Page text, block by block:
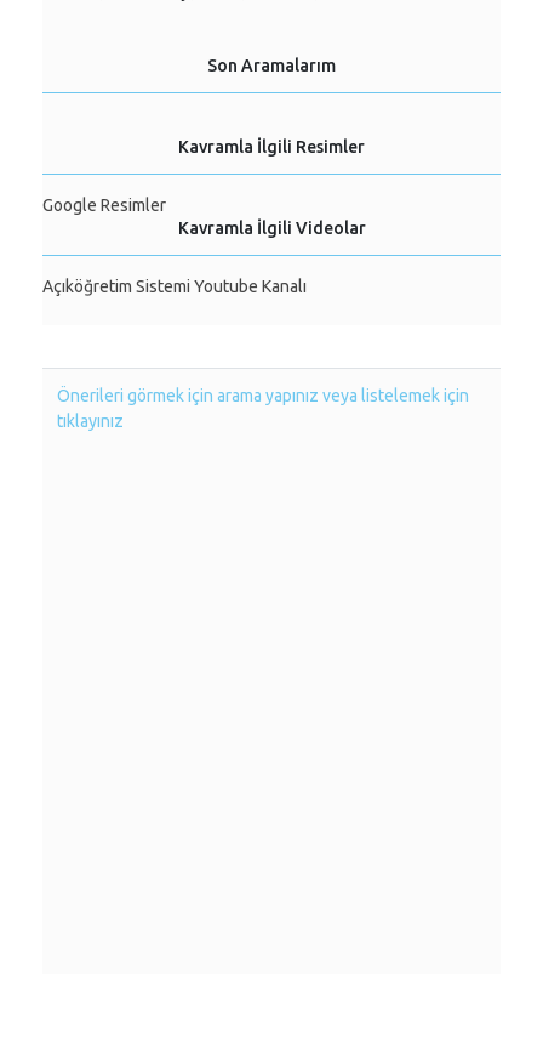
Son Aramalarım
Kavramla İlgili Resimler
Google Resimler
Kavramla İlgili Videolar
Açıköğretim Sistemi Youtube Kanalı
Önerileri görmek için arama yapınız veya listelemek için
tıklayınız